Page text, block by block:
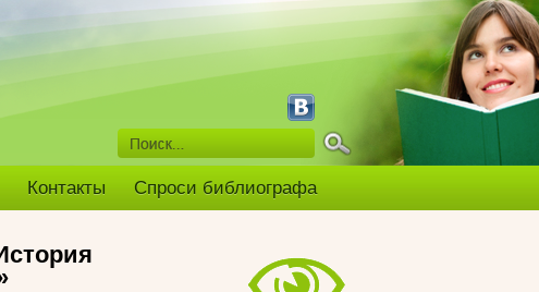
Контакты Спроси библиографа